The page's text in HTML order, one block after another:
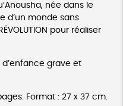
née dans le
d’un monde sans
pour réaliser
d’enfance grave et
Format : 27 x 37 cm.